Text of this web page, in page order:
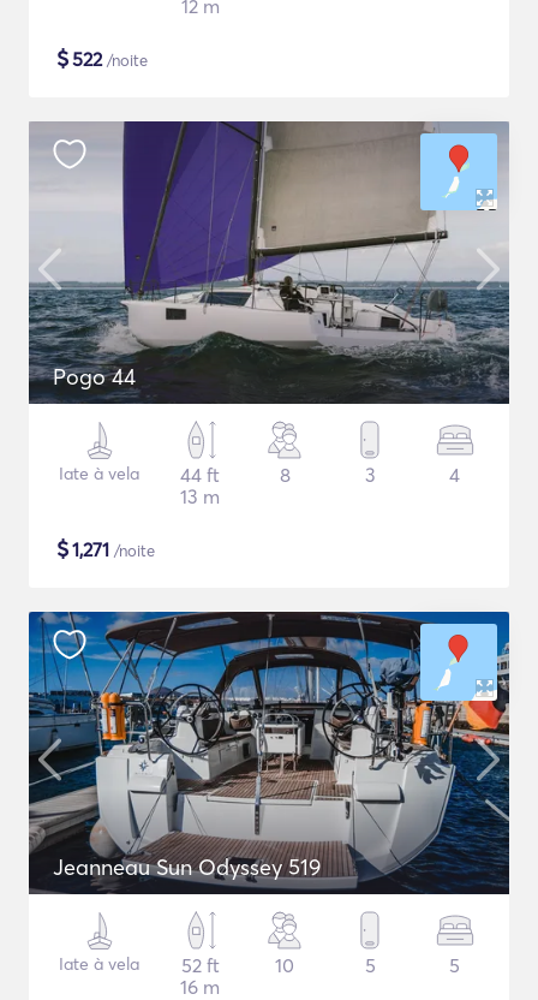
12 m
$522/noite
Pogo 44
Iate à vela
44 ft
13 m
8 3 4
$1,271 /noite
Jeanneau Sun Odyssey 519
Iate à vela
52 ft
16 m
10 5 5